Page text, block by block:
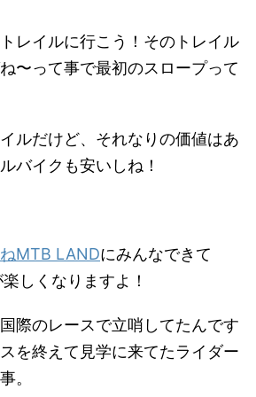
レイルに行こう！そのトレイル
〜って事で最初のスロープって
ルだけど、それなりの価値はあ
バイクも安いしね！
MTB LANDにみんなできて
しくなりますよ！
際のレースで立哨してたんです
を終えて見学に来てたライダー
。